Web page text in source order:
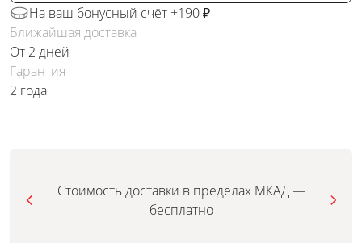
На ваш бонусный счёт +190 ₽
Ближайшая доставка
От 2 дней
Гарантия
2 года
Стоимость доставки в пределах МКАД —
бесплатно